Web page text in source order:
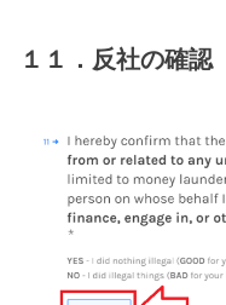
１１．反社の確認